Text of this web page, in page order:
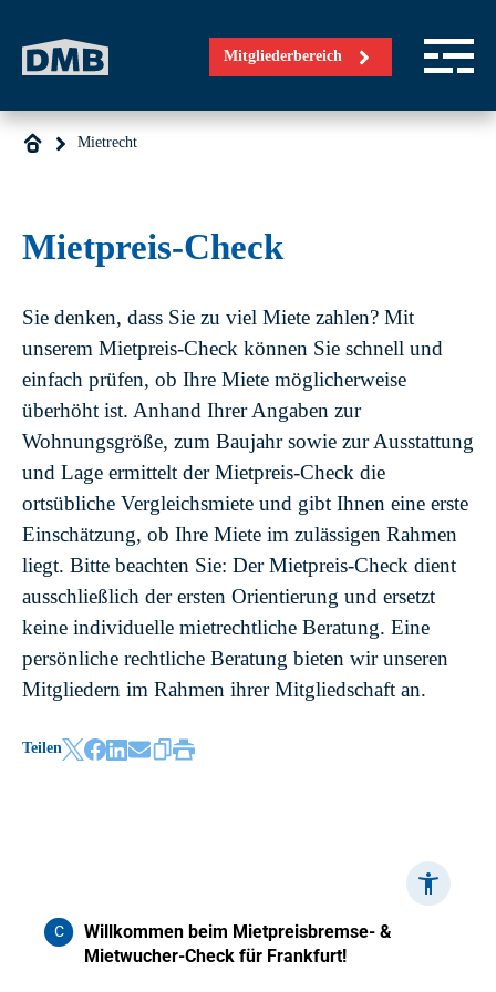
Mitgliederbereich
Mietrecht
Mietpreis-Check
Sie denken, dass Sie zu viel Miete zahlen? Mit
unserem Mietpreis-Check können Sie schnell und
einfach prüfen, ob Ihre Miete möglicherweise
überhöht ist. Anhand Ihrer Angaben zur
Wohnungsgröße, zum Baujahr sowie zur Ausstattung
und Lage ermittelt der Mietpreis-Check die
ortsübliche Vergleichsmiete und gibt Ihnen eine erste
Einschätzung, ob Ihre Miete im zulässigen Rahmen
liegt. Bitte beachten Sie: Der Mietpreis-Check dient
ausschließlich der ersten Orientierung und ersetzt
keine individuelle mietrechtliche Beratung. Eine
persönliche rechtliche Beratung bieten wir unseren
Mitgliedern im Rahmen ihrer Mitgliedschaft an.
Teilen